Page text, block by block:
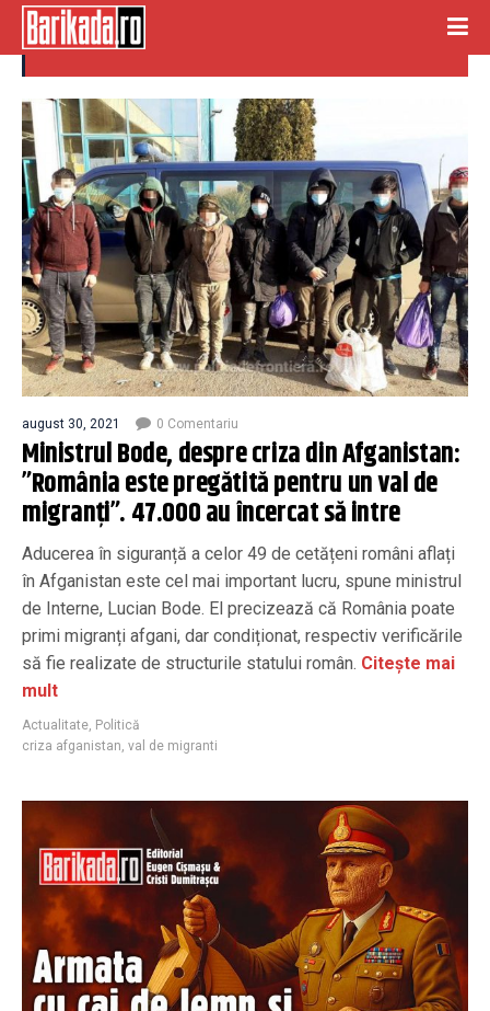
criza afganistan
august 30, 2021 0 Comentariu
Ministrul Bode, despre criza din Afganistan:
”România este pregătită pentru un val de
migranți”. 47.000 au încercat să intre
Aducerea în siguranță a celor 49 de cetățeni români aflați
în Afganistan este cel mai important lucru, spune ministrul
de Interne, Lucian Bode. El precizează că România poate
primi migranți afgani, dar condiționat, respectiv verificările
să fie realizate de structurile statului român. Citește mai
mult
Actualitate, Politică
criza afganistan, val de migranti